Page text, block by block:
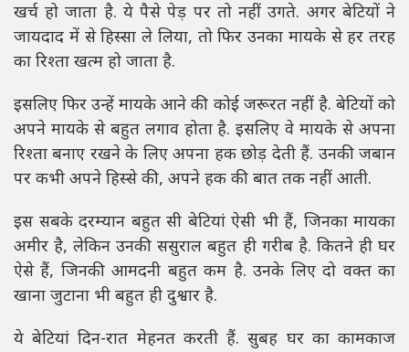
खर्च हो जाता है. ये पैसे पेड़ पर तो नहीं उगते. अगर बेटियों ने
जायदाद में से हिस्सा ले लिया, तो फिर उनका मायके से हर तरह
का रिश्ता खत्म हो जाता है.
इसलिए फिर उन्हें मायके आने की कोई जरूरत नहीं है. बेटियों को
अपने मायके से बहुत लगाव होता है. इसलिए वे मायके से अपना
रिश्ता बनाए रखने के लिए अपना हक छोड़ देती हैं. उनकी जबान
पर कभी अपने हिस्से की, अपने हक की बात तक नहीं आती.
इस सबके दरम्यान बहुत सी बेटियां ऐसी भी हैं, जिनका मायका
अमीर है, लेकिन उनकी ससुराल बहुत ही गरीब है. कितने ही घर
ऐसे हैं, जिनकी आमदनी बहुत कम है. उनके लिए दो वक्त का
खाना जुटाना भी बहुत ही दुश्वार है.
ये बेटियां दिन-रात मेहनत करती हैं. सुबह घर का कामकाज